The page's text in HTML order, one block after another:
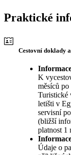
Praktické
Cestovní doklady
K
měsíců po
Turistické
letišti v
servisní
(bližší
platnost 1
Údaje o